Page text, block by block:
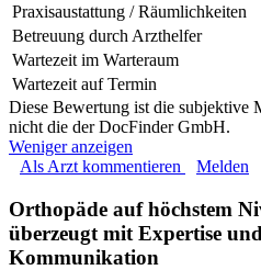
Praxisaustattung / Räumlichkeiten
Betreuung durch Arzthelfer
Wartezeit im Warteraum
Wartezeit auf Termin
Diese Bewertung ist die subjektive
nicht die der DocFinder GmbH.
Weniger anzeigen
Als Arzt kommentieren
Melden
Orthopäde auf höchstem
überzeugt mit Expertise
Kommunikation